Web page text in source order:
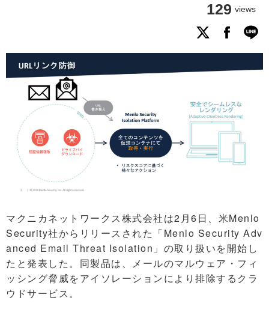
129 views
マクニカネットワークス株式会社は2月6日、米Menlo
Security社からリリースされた「Menlo Security Adv
anced Email Threat Isolation」の取り扱いを開始し
たと発表した。同製品は、メールのマルウェア・フィ
ッシング脅威をアイソレーションにより排除するクラ
ウドサービス。